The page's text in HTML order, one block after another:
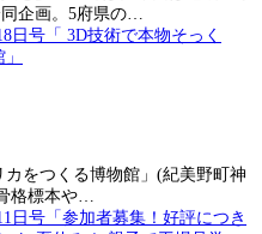
企画。5府県の…
をつくる博物館」(紀美野町神
格標本や…